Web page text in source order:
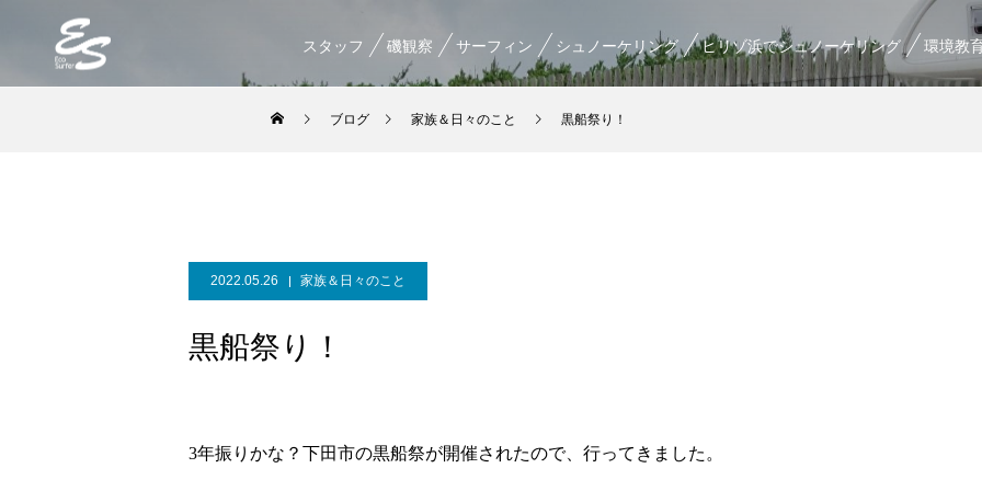
スタッフ 磯観察 サーフィン シュノーケリング ヒリゾ浜でシュノーケリング 環境教
ブログ 家族＆日々のこと 黒船祭り！
2022.05.26 家族＆日々のこと
黒船祭り！
3年振りかな？下田市の黒船祭が開催されたので、行ってきました。